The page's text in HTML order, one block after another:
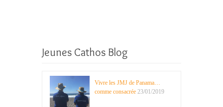
Jeunes Cathos Blog
Vivre les JMJ de Panama…
comme consacrée 23/01/2019